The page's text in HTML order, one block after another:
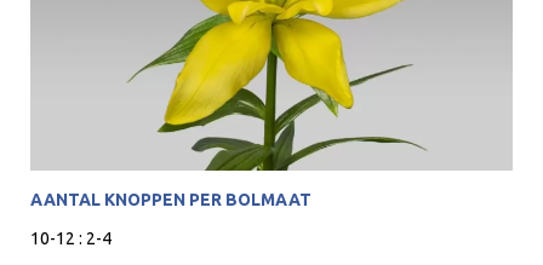
AANTAL KNOPPEN PER BOLMAAT
10-12 : 2-4